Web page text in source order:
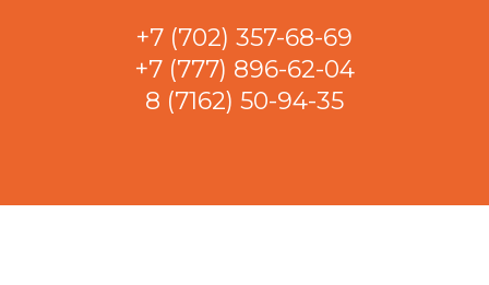
+7 (702) 357-68-69
+7 (777) 896-62-04
8 (7162) 50-94-35